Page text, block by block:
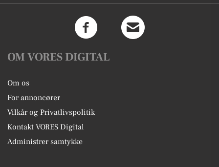
OM VORES DIGITAL
Om os
For annoncører
Vilkår og Privatlivspolitik
Kontakt VORES Digital
Administrer samtykke